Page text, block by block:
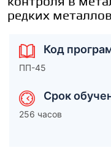
редких
Код
ПП-45
Срок
256 часов